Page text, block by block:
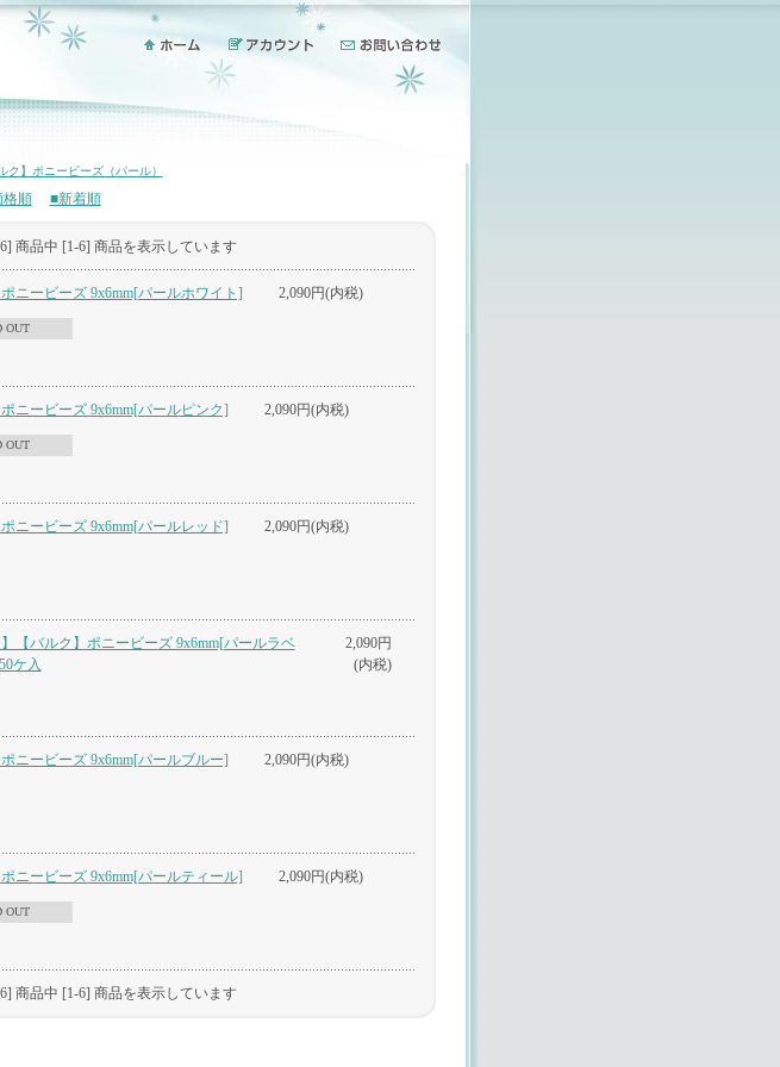
ク】ポニービーズ（パール）
格順 ■新着順
商品中 [1-6] 商品を表示しています
ポニービーズ 9x6mm[パールホワイト] 2,090円(内税)
OUT
ポニービーズ 9x6mm[パールピンク] 2,090円(内税)
OUT
ポニービーズ 9x6mm[パールレッド] 2,090円(内税)
】【バルク】ポニービーズ 9x6mm[パールラベ
ケ入
2,090円
(内税)
ポニービーズ 9x6mm[パールブルー] 2,090円(内税)
ポニービーズ 9x6mm[パールティール] 2,090円(内税)
OUT
商品中 [1-6] 商品を表示しています